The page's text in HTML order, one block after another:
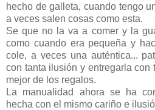
hecho de galleta, cuando tengo
a veces salen cosas como esta.
Se que no la va a comer y la
como cuando era pequeña y
cole, a veces una auténtica...
con tanta ilusión y entregarla con
mejor de los regalos.
La manualidad ahora se ha
hecha con el mismo cariño e